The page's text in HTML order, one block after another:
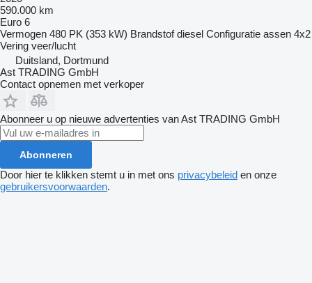
590.000 km
Euro 6
Vermogen 480 PK (353 kW) Brandstof diesel Configuratie assen 4x2
Vering veer/lucht
Duitsland, Dortmund
Ast TRADING GmbH
Contact opnemen met verkoper
Abonneer u op nieuwe advertenties van Ast TRADING GmbH
Abonneren
Door hier te klikken stemt u in met ons privacybeleid en onze
gebruikersvoorwaarden.